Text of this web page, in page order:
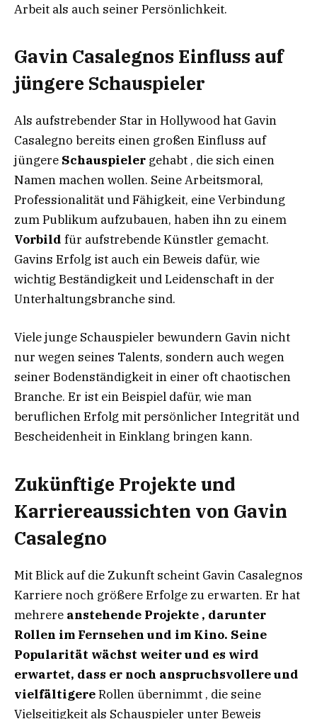
Arbeit als auch seiner Persönlichkeit.
Gavin Casalegnos Einfluss auf
jüngere Schauspieler
Als aufstrebender Star in Hollywood hat Gavin
Casalegno bereits einen großen Einfluss auf
jüngere Schauspieler gehabt , die sich einen
Namen machen wollen. Seine Arbeitsmoral,
Professionalität und Fähigkeit, eine Verbindung
zum Publikum aufzubauen, haben ihn zu einem
Vorbild für aufstrebende Künstler gemacht.
Gavins Erfolg ist auch ein Beweis dafür, wie
wichtig Beständigkeit und Leidenschaft in der
Unterhaltungsbranche sind.
Viele junge Schauspieler bewundern Gavin nicht
nur wegen seines Talents, sondern auch wegen
seiner Bodenständigkeit in einer oft chaotischen
Branche. Er ist ein Beispiel dafür, wie man
beruflichen Erfolg mit persönlicher Integrität und
Bescheidenheit in Einklang bringen kann.
Zukünftige Projekte und
Karriereaussichten von Gavin
Casalegno
Mit Blick auf die Zukunft scheint Gavin Casalegnos
Karriere noch größere Erfolge zu erwarten. Er hat
mehrere anstehende Projekte , darunter
Rollen im Fernsehen und im Kino. Seine
Popularität wächst weiter und es wird
erwartet, dass er noch anspruchsvollere und
vielfältigereRollen übernimmt , die seine
Vielseitigkeit als Schauspieler unter Beweis